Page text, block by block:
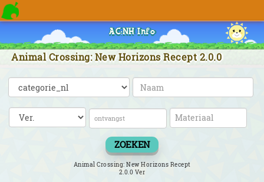
AC:NH Info
Animal Crossing: New Horizons Recept 2.0.0
ZOEKEN
Animal Crossing: New Horizons Recept
2.0.0 Ver